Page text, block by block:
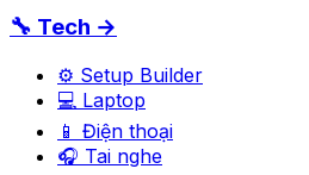
🔧 Tech →
⚙️ Setup Builder
💻 Laptop
📱 Điện thoại
🎧 Tai nghe